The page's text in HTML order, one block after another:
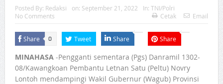
Posted By: Redaksi on: September 21, 2022 In: TNI/Polri
No Comments
Cetak Email
Share 0 Tweet Share Share
MINAHASA-Pengganti sementara (Pgs) Danramil 1302-
08/Kawangkoan Pembantu Letnan Satu (Peltu) Novry
Lontoh mendampingi Wakil Gubernur (Wagub) Provinsi